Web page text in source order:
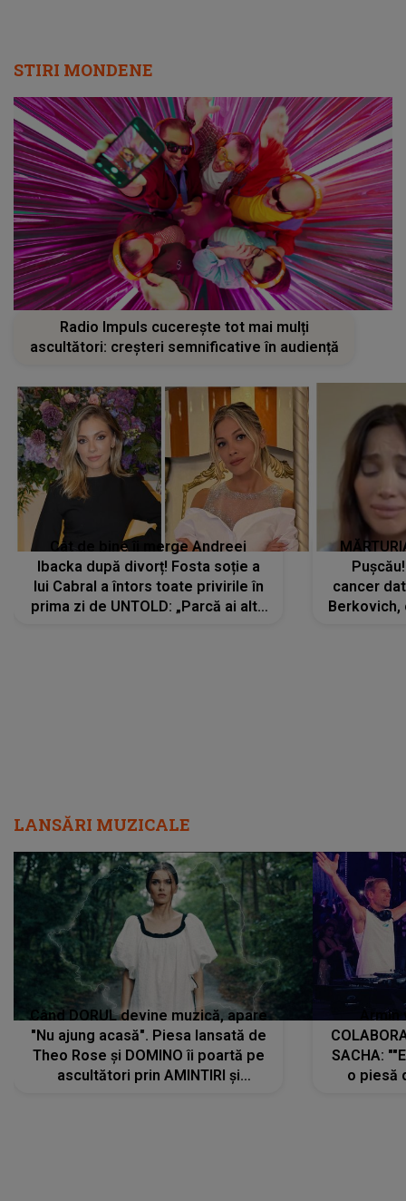
STIRI MONDENE
Radio Impuls cucerește tot mai mulți
ascultători: creșteri semnificative în audiență
Cât de bine îi merge Andreei
Ibacka după divorț! Fosta soție a
lui Cabral a întors toate privirile în
prima zi de UNTOLD: „Parcă ai altă
cancer
Berkovich,
LANSĂRI MUZICALE
Când DORUL devine muzică, apare
"Nu ajung acasă". Piesa lansată de
Theo Rose și DOMINO îi poartă pe
ascultători prin AMINTIRI și
SACHA:
o piesă